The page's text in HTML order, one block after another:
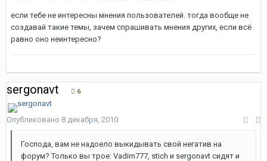
если тебе не интересны мнения пользователей. тогда вообще не
создавай такие темы, зачем спрашивать мнения других, если всё
равно оно неинтересно?
sergonavt 6
Опубликовано 8 декабря, 2010
Господа, вам не надоело выкидывать свой негатив на
форум? Только вы трое: Vadim777, stich и sergonavt сидят и